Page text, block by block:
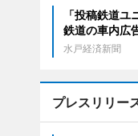
「投稿鉄道
鉄道の車内広
水戸経済新聞
プレスリリー